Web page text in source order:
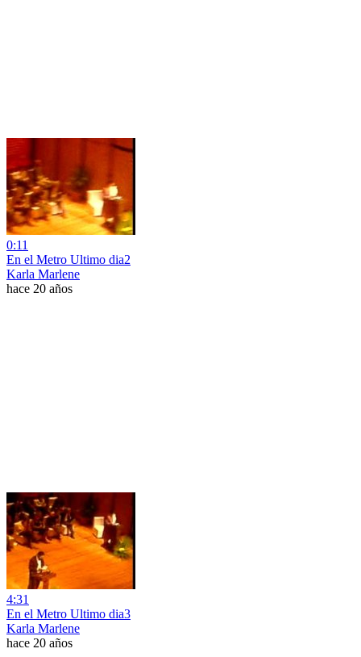
0:11
En el Metro Ultimo dia2
Karla Marlene
hace 20 años
4:31
En el Metro Ultimo dia3
Karla Marlene
hace 20 años